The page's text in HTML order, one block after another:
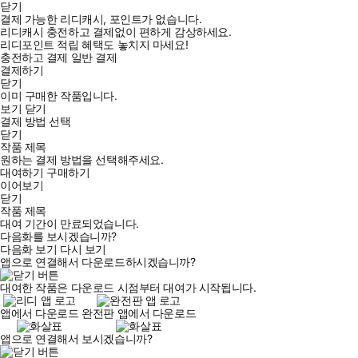
닫기
결제 가능한 리디캐시, 포인트가 없습니다.
리디캐시 충전하고 결제없이 편하게 감상하세요.
리디포인트 적립 혜택도 놓치지 마세요!
충전하고 결제 일반 결제
결제하기
닫기
이미 구매한 작품입니다.
보기 닫기
결제 방법 선택
닫기
작품 제목
원하는 결제 방법을 선택해주세요.
대여하기 구매하기
이어보기
닫기
작품 제목
대여 기간이 만료되었습니다.
다음화를 보시겠습니까?
다음화 보기 다시 보기
앱으로 연결해서 다운로드하시겠습니까?
대여한 작품은 다운로드 시점부터 대여가 시작됩니다.
앱에서 다운로드 완전판 앱에서 다운로드
앱으로 연결해서 보시겠습니까?